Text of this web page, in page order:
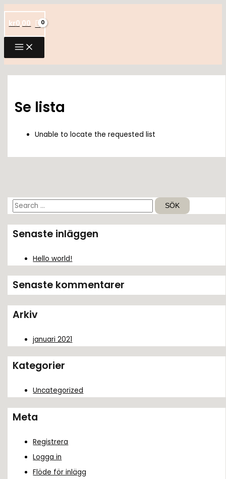
till
innehåll
kr0,00
S
k
e
:
Senaste inläggen
Hello world!
Senaste kommentarer
Arkiv
januari 2021
Kategorier
Uncategorized
Meta
Registrera
Logga in
Flöde för inlägg
Se lista
Unable to locate the requested list